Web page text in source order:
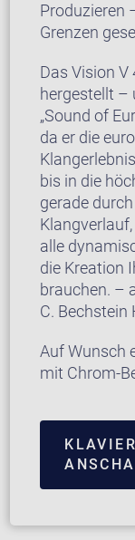
Produzieren
Grenzen
Das Vision
hergestellt –
„Sound of
da er die
bis in die
gerade
alle
die Kreation
brauchen. –
C.
Auf Wunsch
mit Chrom-